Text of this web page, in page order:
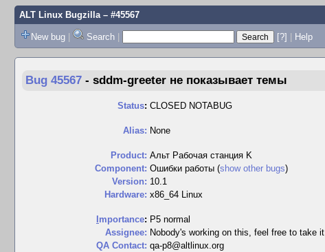
ALT Linux Bugzilla– #45567
New bug | Search | [?] | Help
Bug 45567 - sddm-greeter не показывает темы
Status: CLOSED NOTABUG
Alias: None
Product: Альт Рабочая станция K
Component: Ошибки работы (show other bugs)
Version: 10.1
Hardware: x86_64 Linux
mportance: P5 normal
Assignee: Nobody's working on this, feel free to take it
QA Contact: qa-p8@altlinux.org